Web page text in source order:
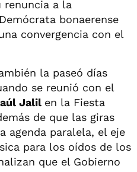
renuncia a la
bonaerense
convergencia con el
la paseó días
se reunió con el
Jalil en la Fiesta
de que las giras
agenda paralela, el eje
para los oídos de los
que el Gobierno